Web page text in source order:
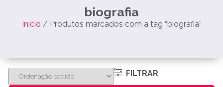
biografia
Início / Produtos marcados com a tag “biografia”
FILTRAR